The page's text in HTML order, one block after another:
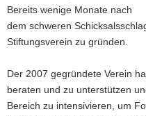
Bereits wenige Monate nach
dem schweren
Stiftungsverein zu gründen.
Der 2007 gegründete Verein
beraten und zu unterstützen
Bereich zu intensivieren, um